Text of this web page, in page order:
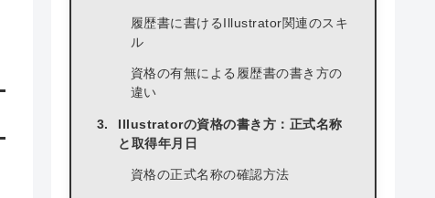
履歴書に書けるIllustrator関連のスキ
ル
資格の有無による履歴書の書き方の
違い
Illustratorの資格の書き方：正式名称
と取得年月日
資格の正式名称の確認方法